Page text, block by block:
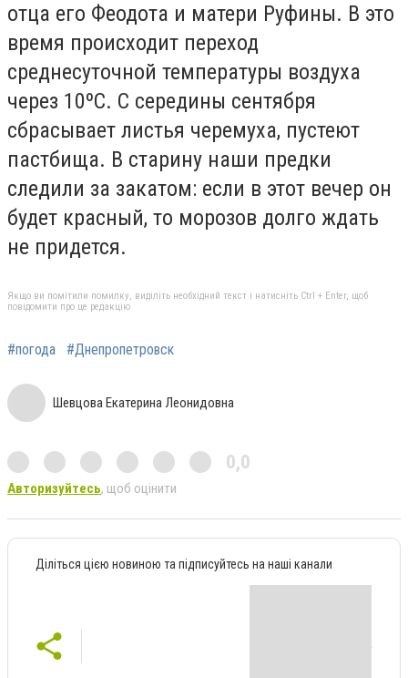
отца его Феодота и матери Руфины. В это
время происходит переход
среднесуточной температуры воздуха
через 10ºС. С середины сентября
сбрасывает листья черемуха, пустеют
пастбища. В старину наши предки
следили за закатом: если в этот вечер он
будет красный, то морозов долго ждать
не придется.
Якщо ви помітили помилку, виділіть необхідний текст і натисніть Ctrl + Enter, щоб
повідомити про це редакцію
#погода #Днепропетровск
Шевцова Екатерина Леонидовна
0,0
Авторизуйтесь, щоб оцінити
Діліться цією новиною та підписуйтесь на наші канали